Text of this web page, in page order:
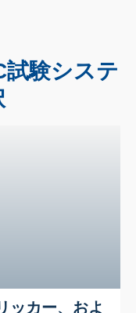
試験システ
ッカー、およ